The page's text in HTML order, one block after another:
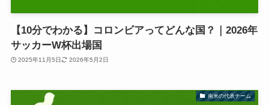
【10分でわかる】コロンビアってどんな国？｜2026年
サッカーW杯出場国
2025年11月5日 2026年5月2日
南米の代表チーム